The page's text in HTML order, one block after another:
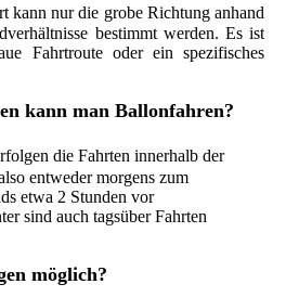
kann nur die grobe Richtung anhand
bestimmt werden. Es ist
Fahrtroute oder ein spezifisches
kann man Ballonfahren?
die Fahrten innerhalb der
entweder morgens zum
etwa 2 Stunden vor
sind auch tagsüber Fahrten
möglich?